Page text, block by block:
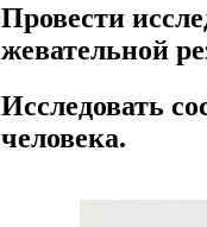
Провести
жевательной
Исследовать
человека.